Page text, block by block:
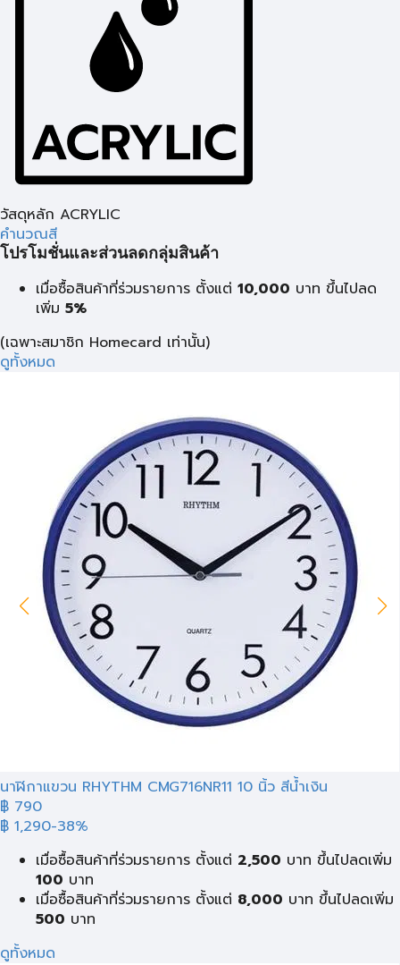
วัสดุหลัก ACRYLIC
คำนวณสี
โปรโมชั่นและส่วนลดกลุ่มสินค้า
เมื่อซื้อสินค้าที่ร่วมรายการ ตั้งแต่ 10,000 บาท ขึ้นไปลด
เพิ่ม 5%
(เฉพาะสมาชิก Homecard เท่านั้น)
ดูทั้งหมด
นาฬิกาแขวน RHYTHM CMG716NR11 10 นิ้ว สีน้ำเงิน
฿ 790
฿ 1,290-38%
เมื่อซื้อสินค้าที่ร่วมรายการ ตั้งแต่ 2,500 บาท ขึ้นไปลดเพิ่ม
100 บาท
เมื่อซื้อสินค้าที่ร่วมรายการ ตั้งแต่ 8,000 บาท ขึ้นไปลดเพิ่ม
500 บาท
ดูทั้งหมด